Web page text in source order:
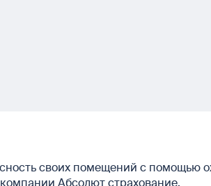
своих помещений с помощью
Абсолют страхование.